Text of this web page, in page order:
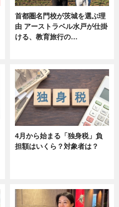
首都圏名門校が茨城を選ぶ理
由 アーストラベル水戸が仕掛
ける、教育旅行の…
4月から始まる「独身税」負
担額はいくら？対象者は？